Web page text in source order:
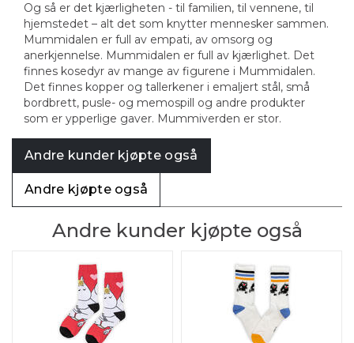
Og så er det kjærligheten - til familien, til vennene, til
hjemstedet – alt det som knytter mennesker sammen.
Mummidalen er full av empati, av omsorg og
anerkjennelse. Mummidalen er full av kjærlighet. Det
finnes kosedyr av mange av figurene i Mummidalen.
Det finnes kopper og tallerkener i emaljert stål, små
bordbrett, pusle- og memospill og andre produkter
som er ypperlige gaver. Mummiverden er stor.
Andre kunder kjøpte også
Andre kjøpte også
Andre kunder kjøpte også